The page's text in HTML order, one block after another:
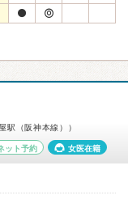
駅（阪神本線））
ット予約 女医在籍